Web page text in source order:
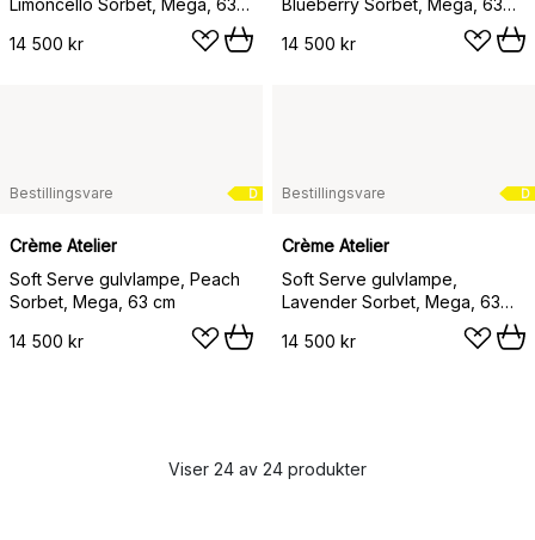
Limoncello Sorbet, Mega, 63
14 500 kr
Blueberry Sorbet, Mega, 63
14 500 kr
D
Bestillingsvare
Crème Atelier
Soft Serve gulvlampe, Peach
Sorbet, Mega, 63 cm
14 500 kr
D
Bestillingsvare
Crème Atelier
Soft Serve gulvlampe,
Lavender Sorbet, Mega, 63
14 500 kr
Viser 24 av 24 produkter